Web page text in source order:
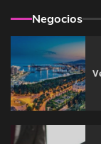
Negocios